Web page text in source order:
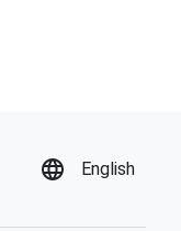
English